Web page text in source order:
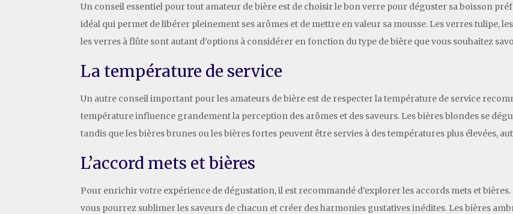
Un conseil essentiel pour tout amateur de bière est de choisir le bon verre pour déguster sa boisson
idéal qui permet de libérer pleinement ses arômes et de mettre en valeur sa mousse. Les verres tulipe,
les verres à flûte sont autant d’options à considérer en fonction du type de bière que vous souhaitez
La température de service
Un autre conseil important pour les amateurs de bière est de respecter la température de service
température influence grandement la perception des arômes et des saveurs. Les bières blondes se
tandis que les bières brunes ou les bières fortes peuvent être servies à des températures plus élevées,
L’accord mets et bières
Pour enrichir votre expérience de dégustation, il est recommandé d’explorer les accords mets et
vous pourrez sublimer les saveurs de chacun et créer des harmonies gustatives inédites. Les bières